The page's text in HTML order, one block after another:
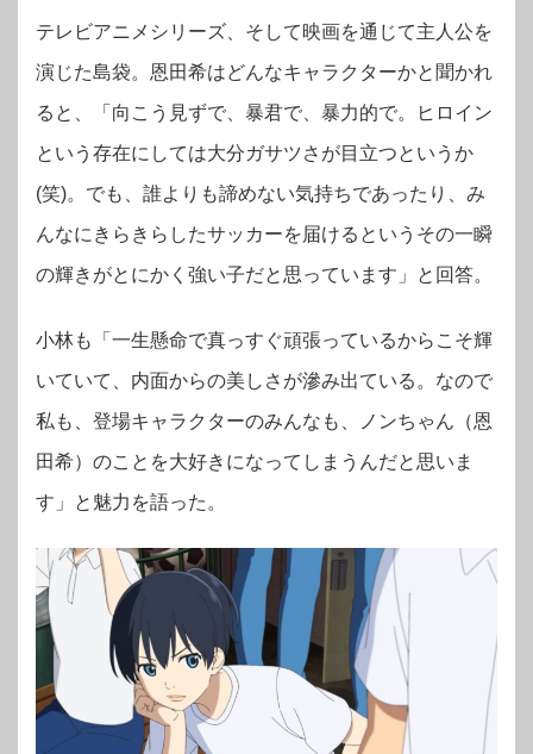
テレビアニメシリーズ、そして映画を通じて主人公を
演じた島袋。恩田希はどんなキャラクターかと聞かれ
ると、「向こう見ずで、暴君で、暴力的で。ヒロイン
という存在にしては大分ガサツさが目立つというか
(笑)。でも、誰よりも諦めない気持ちであったり、み
んなにきらきらしたサッカーを届けるというその一瞬
の輝きがとにかく強い子だと思っています」と回答。
小林も「一生懸命で真っすぐ頑張っているからこそ輝
いていて、内面からの美しさが滲み出ている。なので
私も、登場キャラクターのみんなも、ノンちゃん（恩
田希）のことを大好きになってしまうんだと思いま
す」と魅力を語った。